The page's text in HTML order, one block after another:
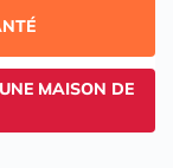
MAISON DE